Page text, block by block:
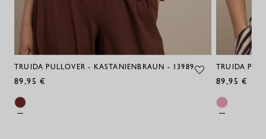
TRUIDA PULLOVER - KASTANIENBRAUN - 13989
89,95 €
TRUIDA
89,95 €